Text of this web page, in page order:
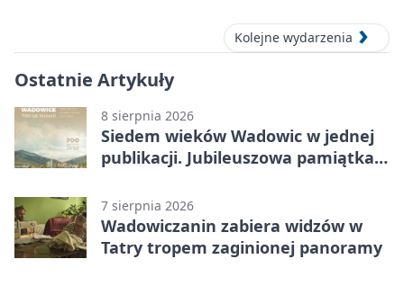
Kolejne wydarzenia
Ostatnie Artykuły
8 sierpnia 2026
Siedem wieków Wadowic w jednej
publikacji. Jubileuszowa pamiątka
7 sierpnia 2026
Wadowiczanin zabiera widzów w
Tatry tropem zaginionej panoramy